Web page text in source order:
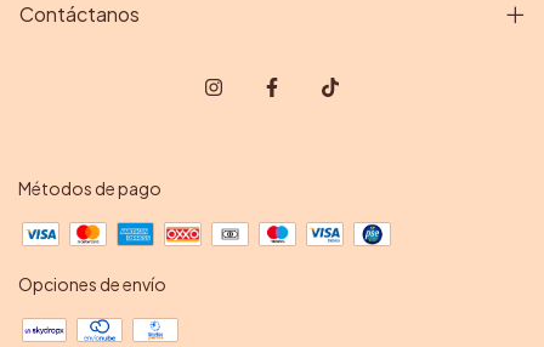
Contáctanos
Métodos de pago
Opciones de envío